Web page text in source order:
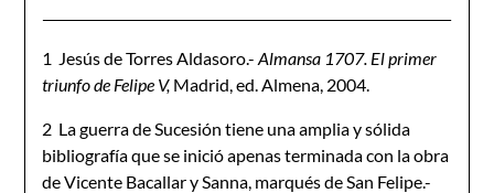
1 Jesús de Torres Aldasoro.-Almansa 1707. El primer
triunfo de Felipe V, Madrid, ed. Almena, 2004.
2 La guerra de Sucesión tiene una amplia y sólida
bibliografía que se inició apenas terminada con la obra
de Vicente Bacallar y Sanna, marqués de San Felipe.-